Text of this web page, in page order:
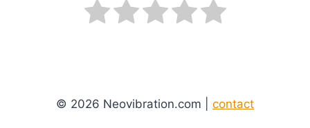
© 2026 Neovibration.com | contact